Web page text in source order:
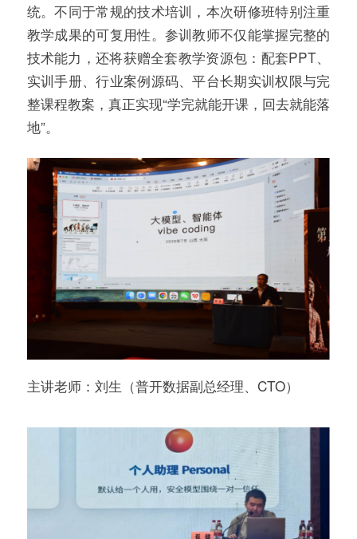
统。不同于常规的技术培训，本次研修班特别注重
教学成果的可复用性。参训教师不仅能掌握完整的
技术能力，还将获赠全套教学资源包：配套PPT、
实训手册、行业案例源码、平台长期实训权限与完
整课程教案，真正实现“学完就能开课，回去就能落
地”。
主讲老师：刘生（普开数据副总经理、CTO）